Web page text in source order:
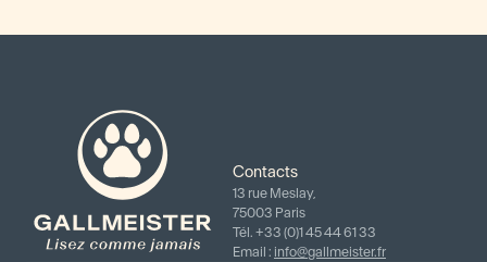
Contacts
13 rue Meslay,
75003 Paris
Tél. +33 (0)1 45 44 61 33
Email : info@gallmeister.fr